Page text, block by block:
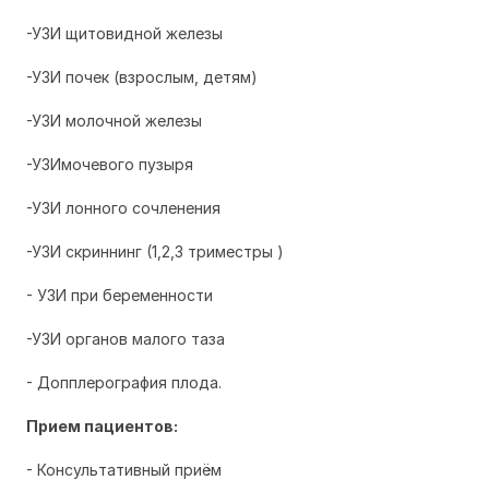
-УЗИ щитовидной железы
-УЗИ почек (взрослым, детям)
-УЗИ молочной железы
-УЗИмочевого пузыря
-УЗИ лонного сочленения
-УЗИ скриннинг (1,2,3 триместры )
- УЗИ при беременности
-УЗИ органов малого таза
- Допплерография плода.
Прием пациентов:
- Консультативный приём